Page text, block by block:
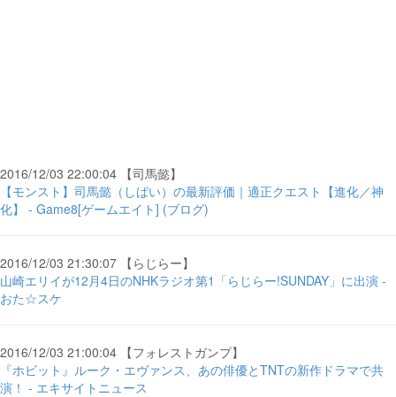
2016/12/03 22:00:04 【司馬懿】
【モンスト】司馬懿（しばい）の最新評価｜適正クエスト【進化／神
化】 - Game8[ゲームエイト] (ブログ)
2016/12/03 21:30:07 【らじらー】
山崎エリイが12月4日のNHKラジオ第1「らじらー!SUNDAY」に出演 -
おた☆スケ
2016/12/03 21:00:04 【フォレストガンプ】
『ホビット』ルーク・エヴァンス、あの俳優とTNTの新作ドラマで共
演！ - エキサイトニュース